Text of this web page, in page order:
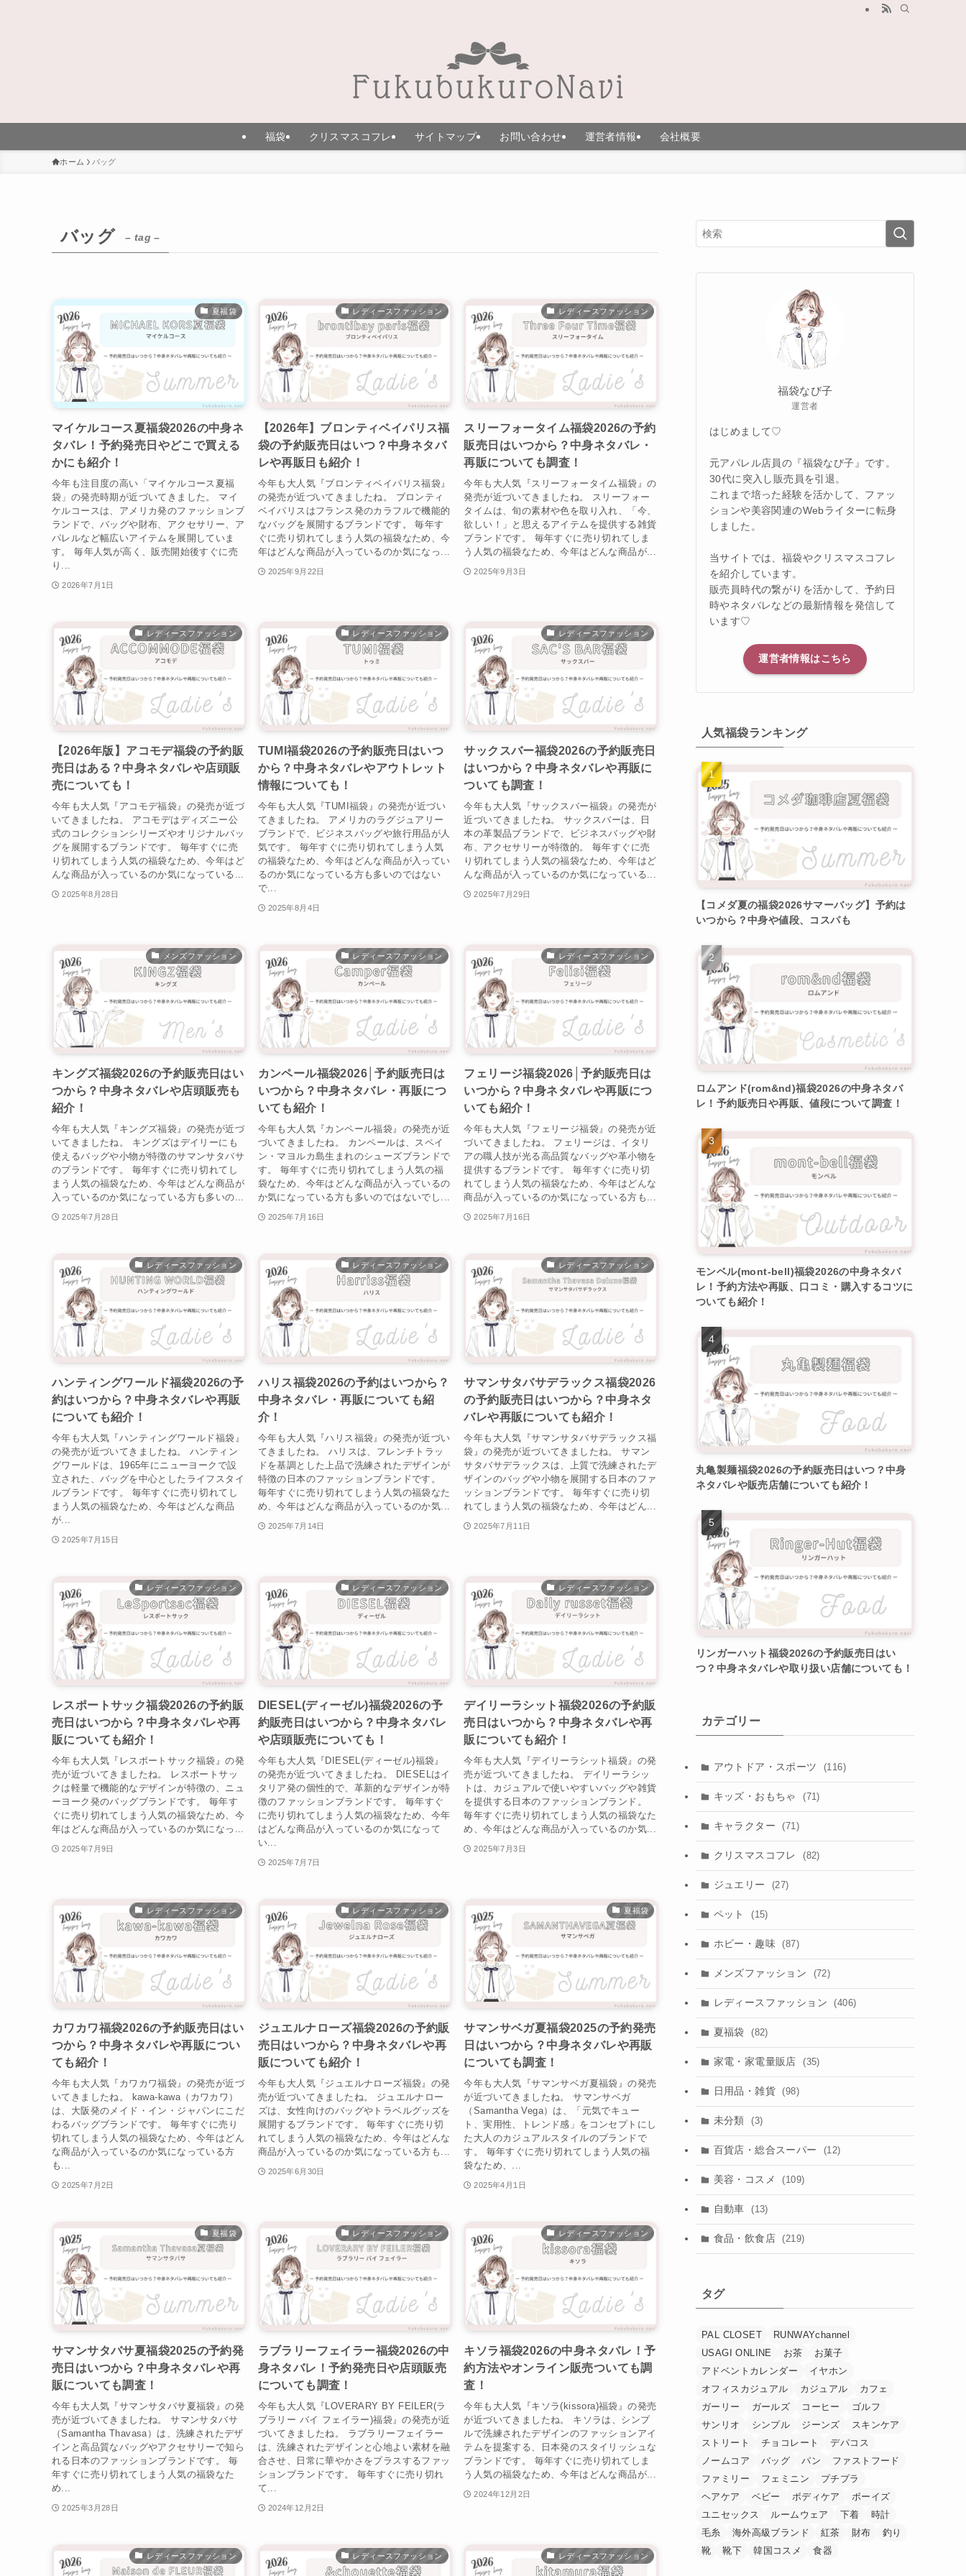
福袋 クリスマスコフレ サイトマップ お問い合わせ 運営者情報 会社概要
ホーム バッグ
バッグ – tag –
夏福袋
マイケルコース夏福袋2026の中身ネ
タバレ！予約発売日やどこで買える
かにも紹介！
今年も注目度の高い「マイケルコース夏福
袋」の発売時期が近づいてきました。 マイ
ケルコースは、アメリカ発のファッションブ
ランドで、バッグや財布、アクセサリー、ア
パレルなど幅広いアイテムを展開していま
す。 毎年人気が高く、販売開始後すぐに売
り...
2026年7月1日
レディースファッション
【2026年】ブロンティベイパリス福
袋の予約販売日はいつ？中身ネタバ
レや再販日も紹介！
今年も大人気『ブロンティベイパリス福袋』
の発売が近づいてきましたね。 ブロンティ
ベイパリスはフランス発のカラフルで機能的
なバッグを展開するブランドです。 毎年す
ぐに売り切れてしまう人気の福袋なため、今
年はどんな商品が入っているのか気になっ...
2025年9月22日
レディースファッション
スリーフォータイム福袋2026の予約
販売日はいつから？中身ネタバレ・
再販についても調査！
今年も大人気『スリーフォータイム福袋』の
発売が近づいてきましたね。 スリーフォー
タイムは、旬の素材や色を取り入れ、「今、
欲しい！」と思えるアイテムを提供する雑貨
ブランドです。 毎年すぐに売り切れてしま
う人気の福袋なため、今年はどんな商品が...
2025年9月3日
レディースファッション
【2026年版】アコモデ福袋の予約販
売日はある？中身ネタバレや店頭販
売についても！
今年も大人気『アコモデ福袋』の発売が近づ
いてきましたね。 アコモデはディズニー公
式のコレクションシリーズやオリジナルバッ
グを展開するブランドです。 毎年すぐに売
り切れてしまう人気の福袋なため、今年はど
んな商品が入っているのか気になっている...
2025年8月28日
レディースファッション
TUMI福袋2026の予約販売日はいつ
から？中身ネタバレやアウトレット
情報についても！
今年も大人気『TUMI福袋』の発売が近づい
てきましたね。 アメリカのラグジュアリー
ブランドで、ビジネスバッグや旅行用品が人
気です。 毎年すぐに売り切れてしまう人気
の福袋なため、今年はどんな商品が入ってい
るのか気になっている方も多いのではない
で...
2025年8月4日
レディースファッション
サックスバー福袋2026の予約販売日
はいつから？中身ネタバレや再販に
ついても調査！
今年も大人気『サックスバー福袋』の発売が
近づいてきましたね。 サックスバーは、日
本の革製品ブランドで、ビジネスバッグや財
布、アクセサリーが特徴的。 毎年すぐに売
り切れてしまう人気の福袋なため、今年はど
んな商品が入っているのか気になっている...
2025年7月29日
メンズファッション
キングズ福袋2026の予約販売日はい
つから？中身ネタバレや店頭販売も
紹介！
今年も大人気『キングズ福袋』の発売が近づ
いてきましたね。 キングズはデイリーにも
使えるバッグや小物が特徴のサマンサタバサ
のブランドです。 毎年すぐに売り切れてし
まう人気の福袋なため、今年はどんな商品が
入っているのか気になっている方も多いの...
2025年7月28日
レディースファッション
カンペール福袋2026│予約販売日は
いつから？中身ネタバレ・再販につ
いても紹介！
今年も大人気『カンペール福袋』の発売が近
づいてきましたね。 カンペールは、スペイ
ン・マヨルカ島生まれのシューズブランドで
す。 毎年すぐに売り切れてしまう人気の福
袋なため、今年はどんな商品が入っているの
か気になっている方も多いのではないでし...
2025年7月16日
レディースファッション
フェリージ福袋2026│予約販売日は
いつから？中身ネタバレや再販につ
いても紹介！
今年も大人気『フェリージ福袋』の発売が近
づいてきましたね。 フェリージは、イタリ
アの職人技が光る高品質なバッグや革小物を
提供するブランドです。 毎年すぐに売り切
れてしまう人気の福袋なため、今年はどんな
商品が入っているのか気になっている方も...
2025年7月16日
レディースファッション
ハンティングワールド福袋2026の予
約はいつから？中身ネタバレや再販
についても紹介！
今年も大人気『ハンティングワールド福袋』
の発売が近づいてきましたね。 ハンティン
グワールドは、1965年にニューヨークで設
立された、バッグを中心としたライフスタイ
ルブランドです。 毎年すぐに売り切れてし
まう人気の福袋なため、今年はどんな商品
が...
2025年7月15日
レディースファッション
ハリス福袋2026の予約はいつから？
中身ネタバレ・再販についても紹
介！
今年も大人気『ハリス福袋』の発売が近づい
てきましたね。 ハリスは、フレンチトラッ
ドを基調とした上品で洗練されたデザインが
特徴の日本のファッションブランドです。
毎年すぐに売り切れてしまう人気の福袋なた
め、今年はどんな商品が入っているのか気...
2025年7月14日
レディースファッション
サマンサタバサデラックス福袋2026
の予約販売日はいつから？中身ネタ
バレや再販についても紹介！
今年も大人気『サマンサタバサデラックス福
袋』の発売が近づいてきましたね。 サマン
サタバサデラックスは、上質で洗練されたデ
ザインのバッグや小物を展開する日本のファ
ッションブランドです。 毎年すぐに売り切
れてしまう人気の福袋なため、今年はどん...
2025年7月11日
レディースファッション
レスポートサック福袋2026の予約販
売日はいつから？中身ネタバレや再
販についても紹介！
今年も大人気『レスポートサック福袋』の発
売が近づいてきましたね。 レスポートサッ
クは軽量で機能的なデザインが特徴の、ニュ
ーヨーク発のバッグブランドです。 毎年す
ぐに売り切れてしまう人気の福袋なため、今
年はどんな商品が入っているのか気になっ...
2025年7月9日
レディースファッション
DIESEL(ディーゼル)福袋2026の予
約販売日はいつから？中身ネタバレ
や店頭販売についても！
今年も大人気『DIESEL(ディーゼル)福袋』
の発売が近づいてきましたね。 DIESELはイ
タリア発の個性的で、革新的なデザインが特
徴のファッションブランドです。 毎年すぐ
に売り切れてしまう人気の福袋なため、今年
はどんな商品が入っているのか気になって
い...
2025年7月7日
レディースファッション
デイリーラシット福袋2026の予約販
売日はいつから？中身ネタバレや再
販についても紹介！
今年も大人気『デイリーラシット福袋』の発
売が近づいてきましたね。 デイリーラシッ
トは、カジュアルで使いやすいバッグや雑貨
を提供する日本のファッションブランド。
毎年すぐに売り切れてしまう人気の福袋なた
め、今年はどんな商品が入っているのか気...
2025年7月3日
レディースファッション
カワカワ福袋2026の予約販売日はい
つから？中身ネタバレや再販につい
ても紹介！
今年も大人気『カワカワ福袋』の発売が近づ
いてきましたね。 kawa‑kawa（カワカワ）
は、大阪発のメイド・イン・ジャパンにこだ
わるバッグブランドです。 毎年すぐに売り
切れてしまう人気の福袋なため、今年はどん
な商品が入っているのか気になっている方
も...
2025年7月2日
レディースファッション
ジュエルナローズ福袋2026の予約販
売日はいつから？中身ネタバレや再
販についても紹介！
今年も大人気『ジュエルナローズ福袋』の発
売が近づいてきましたね。 ジュエルナロー
ズは、女性向けのバッグやトラベルグッズを
展開するブランドです。 毎年すぐに売り切
れてしまう人気の福袋なため、今年はどんな
商品が入っているのか気になっている方も...
2025年6月30日
夏福袋
サマンサベガ夏福袋2025の予約発売
日はいつから？中身ネタバレや再販
についても調査！
今年も大人気『サマンサベガ夏福袋』の発売
が近づいてきましたね。 サマンサベガ
（Samantha Vega）は、「元気でキュー
ト、実用性、トレンド感」をコンセプトにし
た大人のカジュアルスタイルのブランドで
す。 毎年すぐに売り切れてしまう人気の福
袋なため、...
2025年4月1日
夏福袋
サマンサタバサ夏福袋2025の予約発
売日はいつから？中身ネタバレや再
販についても調査！
今年も大人気『サマンサタバサ夏福袋』の発
売が近づいてきましたね。 サマンサタバサ
（Samantha Thavasa）は、洗練されたデザ
インと高品質なバッグやアクセサリーで知ら
れる日本のファッションブランドです。 毎
年すぐに売り切れてしまう人気の福袋なた
め...
2025年3月28日
レディースファッション
ラブラリーフェイラー福袋2026の中
身ネタバレ！予約発売日や店頭販売
についても調査！
今年も大人気『LOVERARY BY FEILER(ラ
ブラリー バイ フェイラー)福袋』の発売が近
づいてきましたね。 ラブラリーフェイラー
は、洗練されたデザインと心地よい素材を融
合させ、日常に華やかさをプラスするファッ
ションブランドです。 毎年すぐに売り切れ
て...
2024年12月2日
レディースファッション
キソラ福袋2026の中身ネタバレ！予
約方法やオンライン販売ついても調
査！
今年も大人気『キソラ(kissora)福袋』の発売
が近づいてきましたね。 キソラは、シンプ
ルで洗練されたデザインのファッションアイ
テムを提案する、日本発のスタイリッシュな
ブランドです。 毎年すぐに売り切れてしま
う人気の福袋なため、今年はどんな商品が...
2024年12月2日
レディースファッション レディースファッション レディースファッション
福袋なび子
運営者
はじめまして♡
元アパレル店員の『福袋なび子』です。
30代に突入し販売員を引退。
これまで培った経験を活かして、ファッ
ションや美容関連のWebライターに転身
しました。
当サイトでは、福袋やクリスマスコフレ
を紹介しています。
販売員時代の繋がりを活かして、予約日
時やネタバレなどの最新情報を発信して
います♡
運営者情報はこちら
人気福袋ランキング
【コメダ夏の福袋2026サマーバッグ】予約は
いつから？中身や値段、コスパも
ロムアンド(rom&nd)福袋2026の中身ネタバ
レ！予約販売日や再販、値段について調査！
モンベル(mont-bell)福袋2026の中身ネタバ
レ！予約方法や再販、口コミ・購入するコツに
ついても紹介！
丸亀製麺福袋2026の予約販売日はいつ？中身
ネタバレや販売店舗についても紹介！
リンガーハット福袋2026の予約販売日はい
つ？中身ネタバレや取り扱い店舗についても！
カテゴリー
アウトドア・スポーツ (116)
キッズ・おもちゃ (71)
キャラクター (71)
クリスマスコフレ (82)
ジュエリー (27)
ペット (15)
ホビー・趣味 (87)
メンズファッション (72)
レディースファッション (406)
夏福袋 (82)
家電・家電量販店 (35)
日用品・雑貨 (98)
未分類 (3)
百貨店・総合スーパー (12)
美容・コスメ (109)
自動車 (13)
食品・飲食店 (219)
タグ
PAL CLOSET
RUNWAYchannel
USAGI ONLINE
お茶
お菓子
アドベントカレンダー
イヤホン
オフィスカジュアル
カジュアル
カフェ
ガーリー
ガールズ コーヒー
ゴルフ
サンリオ
シンプル ジーンズ
スキンケア
ストリート
チョコレート
デパコス
ノームコア
バッグ パン
ファストフード
ファミリー
フェミニン
プチプラ
ヘアケア
ベビー ボディケア
ボーイズ
ユニセックス
ルームウェア 下着
時計
毛糸
海外高級ブランド 紅茶 財布
釣り
靴
靴下 韓国コスメ 食器